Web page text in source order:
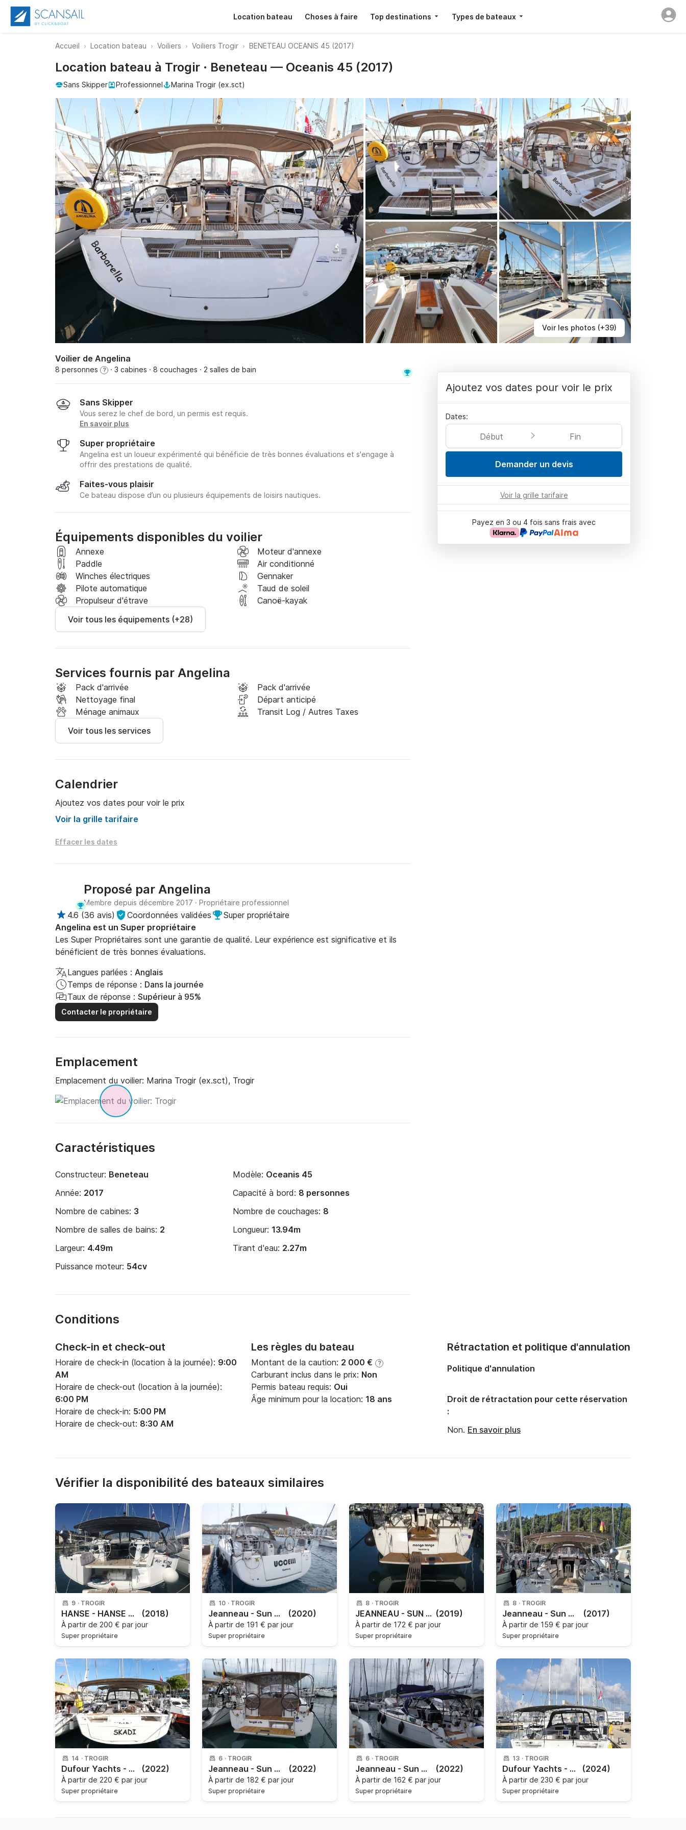
Location bateau Choses à faire Top destinations Types de bateaux
Accueil Location bateau Voiliers Voiliers Trogir BENETEAU OCEANIS 45 (2017)
Voir les photos (+39)
Location bateau à Trogir · Beneteau — Oceanis 45 (2017)
Sans Skipper Professionnel Marina Trogir (ex.sct)
Voilier de Angelina
8 personnes ? · 3 cabines · 8 couchages · 2 salles de bain
Sans Skipper
Vous serez le chef de bord, un permis est requis.
En savoir plus
Super propriétaire
Angelina est un loueur expérimenté qui bénéficie de très bonnes évaluations et s'engage à
offrir des prestations de qualité.
Faites-vous plaisir
Ce bateau dispose d’un ou plusieurs équipements de loisirs nautiques.
Équipements disponibles du voilier
Annexe
Moteur d'annexe
Paddle
Air conditionné
Winches électriques
Gennaker
Pilote automatique
Taud de soleil
Propulseur d'étrave
Canoë-kayak
Voir tous les équipements (+28)
Services fournis par Angelina
Pack d'arrivée
Pack d'arrivée
Nettoyage final
Départ anticipé
Ménage animaux
Transit Log / Autres Taxes
Voir tous les services
Calendrier
Ajoutez vos dates pour voir le prix
Voir la grille tarifaire
Effacer les dates
Proposé par Angelina
Membre depuis décembre 2017 · Propriétaire professionnel
4.6 (36 avis) Coordonnées validées
Super propriétaire
Angelina est un Super propriétaire
Les Super Propriétaires sont une garantie de qualité. Leur expérience est significative et ils
bénéficient de très bonnes évaluations.
Langues parlées : Anglais
Temps de réponse : Dans la journée
Taux de réponse : Supérieur à 95%
Contacter le propriétaire
Emplacement
Emplacement du voilier: Marina Trogir (ex.sct), Trogir
Caractéristiques
Constructeur: Beneteau Modèle: Oceanis 45
Année: 2017 Capacité à bord: 8 personnes
Nombre de cabines: 3 Nombre de couchages: 8
Nombre de salles de bains: 2 Longueur: 13.94m
Largeur: 4.49m Tirant d'eau: 2.27m
Puissance moteur: 54cv
Ajoutez vos dates pour voir le prix
Dates:
Début Fin
Demander un devis
Voir la grille tarifaire
Payez en 3 ou 4 fois sans frais avec
Conditions
Check-in et check-out
Horaire de check-in (location à la journée): 9:00
AM
Horaire de check-out (location à la journée):
6:00 PM
Horaire de check-in: 5:00 PM
Horaire de check-out: 8:30 AM
Les règles du bateau
Montant de la caution: 2 000 € ?
Carburant inclus dans le prix: Non
Permis bateau requis: Oui
Âge minimum pour la location: 18 ans
Rétractation et politique d'annulation
Politique d'annulation
Droit de rétractation pour cette réservation
:
Non. En savoir plus
Vérifier la disponibilité des bateaux similaires
9 · TROGIR
HANSE - HANSE 548 (2018)
À partir de 200 € par jour
Super propriétaire
10 · TROGIR
Jeanneau - Sun Odyssey 440 (2020)
À partir de 191 € par jour
Super propriétaire
8 · TROGIR
JEANNEAU - SUN ODYSSEY 419 (2019)
À partir de 172 € par jour
Super propriétaire
8 · TROGIR
Jeanneau - Sun Odyssey 389 (2017)
À partir de 159 € par jour
Super propriétaire
14 · TROGIR
Dufour Yachts - Dufour 530 - 6 cab. (2022)
À partir de 220 € par jour
Super propriétaire
6 · TROGIR
Jeanneau - Sun Odyssey 380 3/1 (2022)
À partir de 182 € par jour
Super propriétaire
6 · TROGIR
Jeanneau - Sun Odyssey 349 (2022)
À partir de 162 € par jour
Super propriétaire
13 · TROGIR
Dufour Yachts - Dufour 530 - 6 cab. (2024)
À partir de 230 € par jour
Super propriétaire